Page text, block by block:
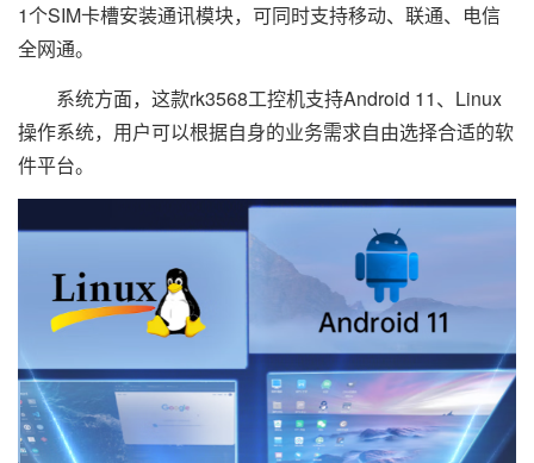
1个SIM卡槽安装通讯模块，可同时支持移动、联通、电信
全网通。
系统方面，这款rk3568工控机支持Android 11、Linux
操作系统，用户可以根据自身的业务需求自由选择合适的软
件平台。